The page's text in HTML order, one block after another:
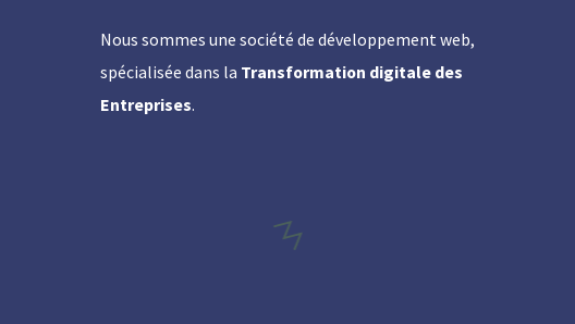
Nous sommes une société de développement web,
spécialisée dans la Transformation digitale des
Entreprises.